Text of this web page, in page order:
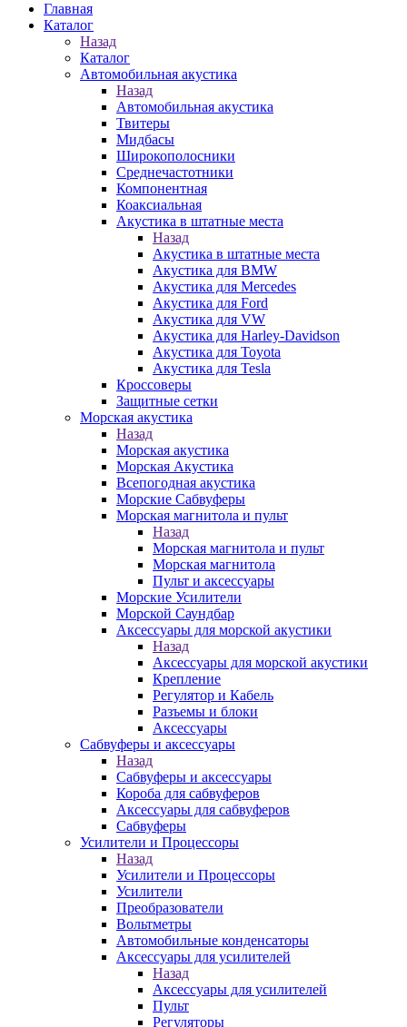
Главная
Каталог
Назад
Каталог
Автомобильная акустика
Назад
Автомобильная акустика
Твитеры
Мидбасы
Широкополосники
Среднечастотники
Компонентная
Коаксиальная
Акустика в штатные места
Назад
Акустика в штатные места
Акустика для BMW
Акустика для Mercedes
Акустика для Ford
Акустика для VW
Акустика для Harley-Davidson
Акустика для Toyota
Акустика для Tesla
Кроссоверы
Защитные сетки
Морская акустика
Назад
Морская акустика
Морская Акустика
Всепогодная акустика
Морские Сабвуферы
Морская магнитола и пульт
Назад
Морская магнитола и пульт
Морская магнитола
Пульт и аксессуары
Морские Усилители
Морской Cаундбар
Аксессуары для морской акустики
Назад
Аксессуары для морской акустики
Крепление
Регулятор и Кабель
Разъемы и блоки
Аксессуары
Сабвуферы и аксессуары
Назад
Сабвуферы и аксессуары
Короба для сабвуферов
Аксессуары для сабвуферов
Сабвуферы
Усилители и Процессоры
Назад
Усилители и Процессоры
Усилители
Преобразователи
Вольтметры
Автомобильные конденсаторы
Аксессуары для усилителей
Назад
Аксессуары для усилителей
Пульт
Регуляторы